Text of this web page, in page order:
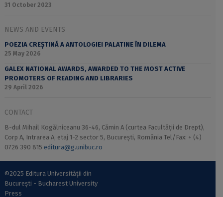
31 October 2023
NEWS AND EVENTS
POEZIA CREȘTINĂ A ANTOLOGIEI PALATINE ÎN DILEMA
25 May 2026
GALEX NATIONAL AWARDS, AWARDED TO THE MOST ACTIVE
PROMOTERS OF READING AND LIBRARIES
29 April 2026
CONTACT
B-dul Mihail Kogălniceanu 36-46, Cămin A (curtea Facultății de Drept),
Corp A, Intrarea A, etaj 1-2 sector 5, București, România Tel/Fax: + (4)
0726 390 815 editura@g.unibuc.ro
©2025 Editura Universității din
București - Bucharest University
Press